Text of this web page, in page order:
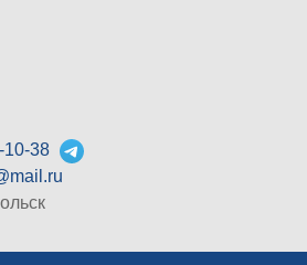
10-38